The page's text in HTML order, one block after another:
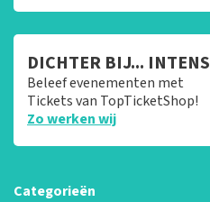
DICHTER BIJ...
Beleef evenementen met
Tickets van TopTicketShop!
Zo werken wij
Categorieën